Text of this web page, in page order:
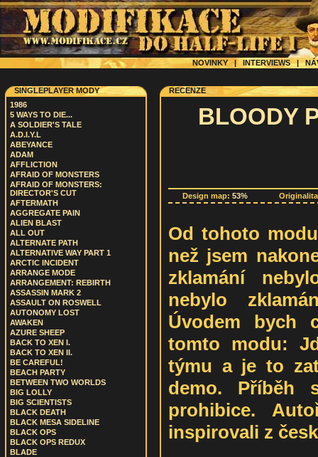
NOVINKY | INTERVIEWS|
SINGLEPLAYER MODY
1986
5 WAYS TO DIE...
A SOLDIER'S TALE
A.D.I.Y.L
ABEYANCE
ADAM
AFFLICTION
AFRAID OF MONSTERS
AFRAID OF MONSTERS:
DIRECTOR'S CUT
AFTERMATH
AGGREGATE PAIN
ALIEN BLAST
ALL OUT
ALTERNATE PATH
ALTERNATIVE WAY PART 1
ARCTIC INCIDENT
ARRANGE MODE
ARRANGEMENT: REBIRTH
ASSASSIN MARK 2
ASSAULT ON ROSWELL
AUTONOMY LOST
AWAKEN
AZURE SHEEP
BACK TO XEN I.
BACK TO XEN II.
BE CAREFUL!
BEACH PARTY
BETWEEN TWO WORLDS
BIG LOLLY
BIG SCIENTISTS
BLACK DEATH
BLACK MESA SIDELINE
BLACK OPS
BLACK OPS REDUX
BLADE
RECENZE
BLOODY
Design map: 53%
Od tohoto
než jsem
zklamání
nebylo
Úvodem bych
tomto modu:
týmu a je to
demo. Příběh
prohibice.
inspirovali z